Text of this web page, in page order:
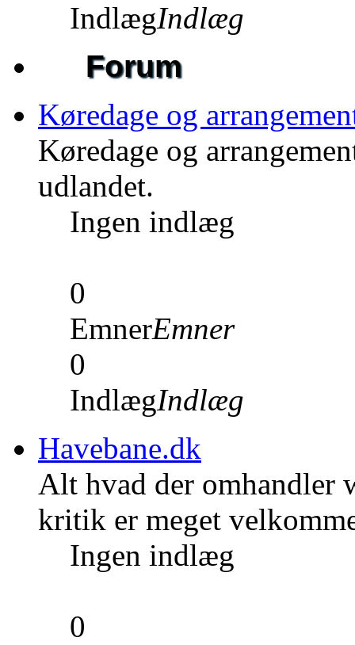
IndlægIndlæg
Forum
Køredage og
Køredage og
udlandet.
Ingen indlæg
0
EmnerEmner
0
IndlægIndlæg
Havebane.dk
Alt hvad der omhandler
kritik er meget
Ingen indlæg
0